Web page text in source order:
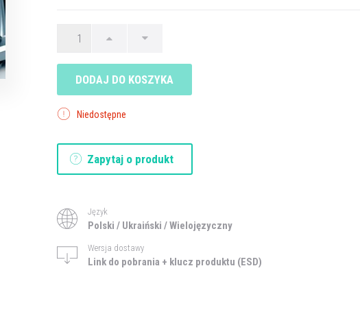
DODAJ DO KOSZYKA
Niedostępne
Zapytaj o produkt
Język
Polski / Ukraiński / Wielojęzyczny
Wersja dostawy
Link do pobrania + klucz produktu (ESD)